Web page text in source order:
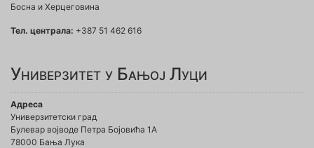
Босна и Херцеговина
Тел. централа: +387 51 462 616
Универзитет у Бањој Луци
Адреса
Универзитетски град
Булевар војводе Петра Бојовића 1А
78000 Бања Лука